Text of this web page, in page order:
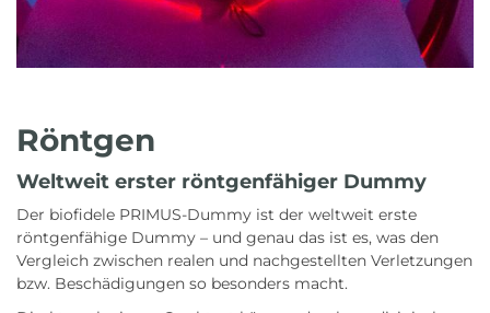
Röntgen
Weltweit erster röntgenfähiger Dummy
Der biofidele PRIMUS-Dummy ist der weltweit erste
röntgenfähige Dummy – und genau das ist es, was den
Vergleich zwischen realen und nachgestellten Verletzungen
bzw. Beschädigungen so besonders macht.